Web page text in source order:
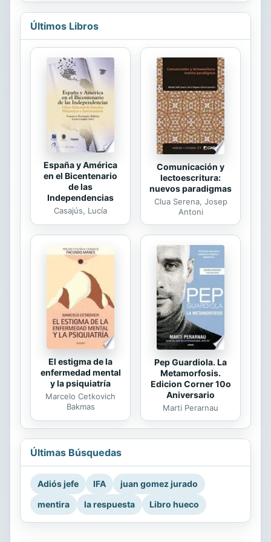
revelada, puede darse a la pregunta:
¿Qué es el hombre? En el presente
fundamental. De ahí su título:
Antropología teológica fundamental.
El hombre es una creatura que ha de
ser interpretada dentro del ser y del
actuar del mundo. Si las diversas
antropologías se limitan a estudiar
los datos que suministran la
experiencia y la razón...
Últimos Libros
España y América
en el Bicentenario
de las
Independencias
Casajús, Lucía
Comunicación y
lectoescritura:
nuevos paradigmas
Clua Serena, Josep
Antoni
El estigma de la
enfermedad mental
y la psiquiatría
Marcelo Cetkovich
Bakmas
Pep Guardiola. La
Metamorfosis.
Edicion Corner 10o
Aniversario
Marti Perarnau
Últimas Búsquedas
Adiós jefe IFA
juan gomez jurado
mentira
la respuesta Libro hueco